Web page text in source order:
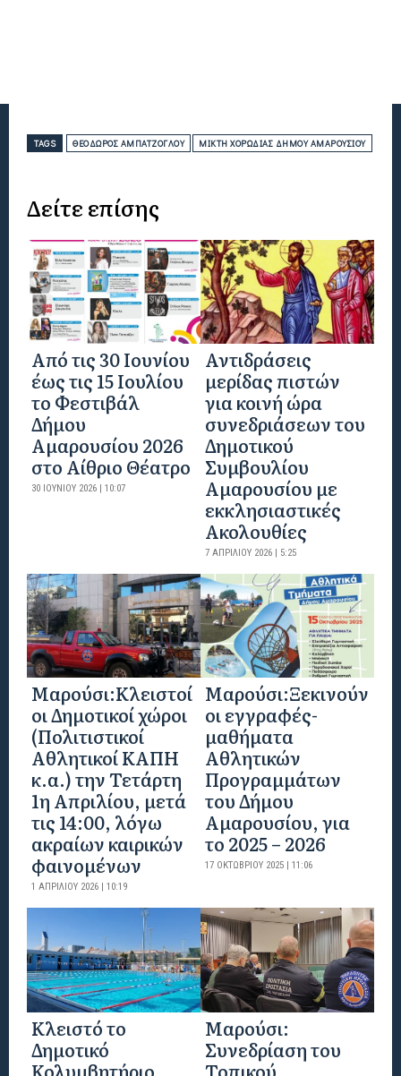
TAGS ΘΕΌΔΩΡΟΣ ΑΜΠΑΤΖΌΓΛΟΥ ΜΙΚΤΉ ΧΟΡΩΔΊΑΣ ΔΉΜΟΥ ΑΜΑΡΟΥΣΊΟΥ
Δείτε επίσης
Από τις 30 Ιουνίου
έως τις 15 Ιουλίου
το Φεστιβάλ
Δήμου
Αμαρουσίου 2026
στο Αίθριο Θέατρο
30 ΙΟΥΝΊΟΥ 2026 | 10:07
Αντιδράσεις
μερίδας πιστών
για κοινή ώρα
συνεδριάσεων του
Δημοτικού
Συμβουλίου
Αμαρουσίου με
εκκλησιαστικές
Ακολουθίες
7 ΑΠΡΙΛΊΟΥ 2026 | 5:25
Mαρούσι:Κλειστοί
οι Δημοτικοί χώροι
(Πολιτιστικοί
Αθλητικοί ΚΑΠΗ
κ.α.) την Τετάρτη
1η Απριλίου, μετά
τις 14:00, λόγω
ακραίων καιρικών
φαινομένων
1 ΑΠΡΙΛΊΟΥ 2026 | 10:19
Μαρούσι:Ξεκινούν
οι εγγραφές-
μαθήματα
Αθλητικών
Προγραμμάτων
του Δήμου
Αμαρουσίου, για
το 2025 – 2026
17 ΟΚΤΩΒΡΊΟΥ 2025 | 11:06
Κλειστό το
Δημοτικό
Κολυμβητήριο
Μαρούσι:
Συνεδρίαση του
Τοπικού